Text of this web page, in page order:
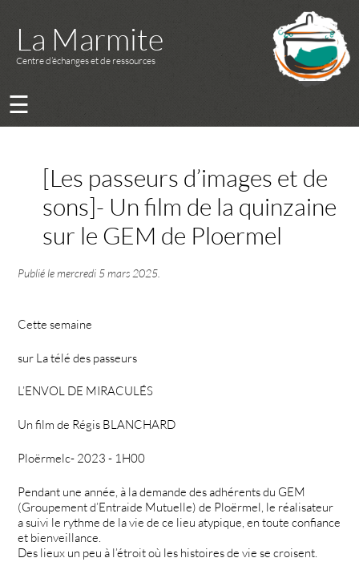
La Marmite
Centre d’échanges et de ressources
☰
[Les passeurs d’images et de
sons]- Un film de la quinzaine
sur le GEM de Ploermel
Publié lemercredi 5 mars 2025
Cette semaine
sur La télé des passeurs
L’ENVOL DE MIRACULÉS
Un film de Régis BLANCHARD
Ploërmelc- 2023 - 1H00
Pendant une année, à la demande des adhérents du GEM
(Groupement d’Entraide Mutuelle) de Ploërmel, le réalisateur
a suivi le rythme de la vie de ce lieu atypique, en toute confiance
et bienveillance.
Des lieux un peu à l’étroit où les histoires de vie se croisent.